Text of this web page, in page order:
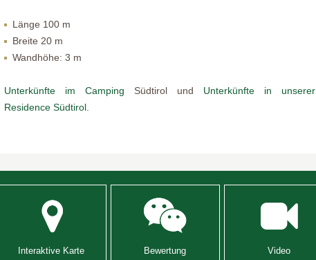
Länge 100 m
Breite 20 m
Wandhöhe: 3 m
Unterkünfte im Camping Südtirol und Unterkünfte in unserer
Residence Südtirol.
Interaktive Karte Bewertung Video